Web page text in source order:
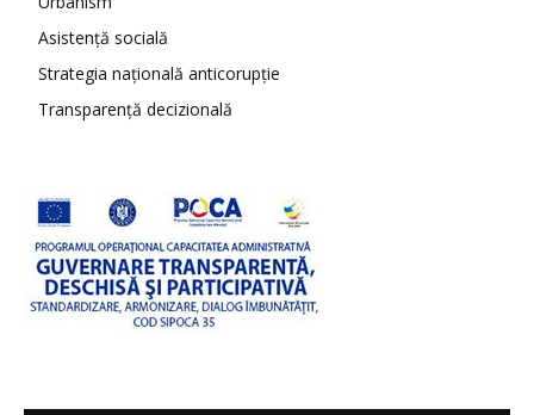
Asistență socială
Strategia națională anticorupție
Transparență decizională